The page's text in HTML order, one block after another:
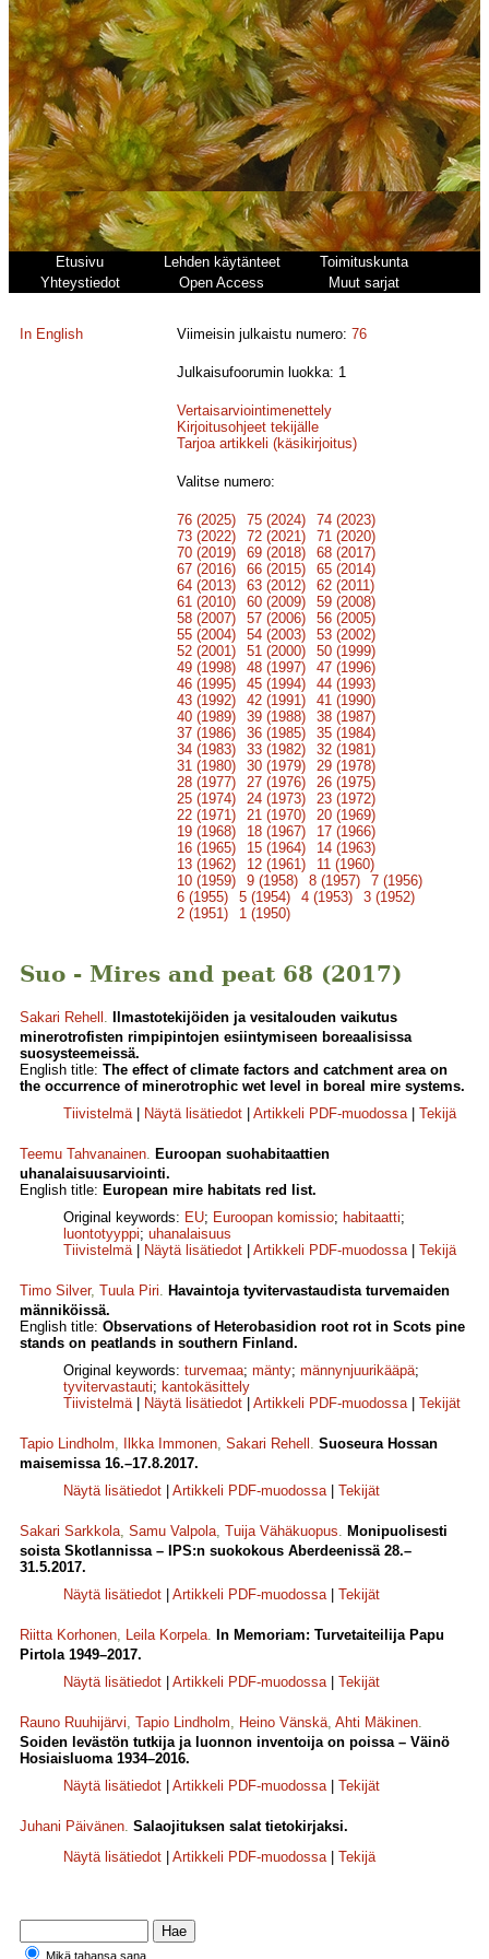
Etusivu Lehden käytänteet
Toimituskunta
Yhteystiedot
Open Access Muut sarjat
In English Viimeisin julkaistu numero:76
Julkaisufoorumin luokka: 1
Vertaisarviointimenettely
Kirjoitusohjeet tekijälle
Tarjoa artikkeli (käsikirjoitus)
Valitse numero:
76 (2025) 75 (2024)
74 (2023)
73 (2022)
72 (2021)
71 (2020)
70 (2019)
69 (2018)
68 (2017)
67 (2016)
66 (2015)
65 (2014)
64 (2013)
63 (2012)
62 (2011)
61 (2010)
60 (2009)
59 (2008)
58 (2007)
57 (2006)
56 (2005)
55 (2004)
54 (2003)
53 (2002)
52 (2001)
51 (2000)
50 (1999)
49 (1998)
48 (1997)
47 (1996)
46 (1995)
45 (1994)
44 (1993)
43 (1992)
42 (1991)
41 (1990)
40 (1989)
39 (1988)
38 (1987)
37 (1986)
36 (1985)
35 (1984)
34 (1983)
33 (1982)
32 (1981)
31 (1980)
30 (1979)
29 (1978)
28 (1977)
27 (1976)
26 (1975)
25 (1974)
24 (1973)
23 (1972)
22 (1971)
21 (1970)
20 (1969)
19 (1968)
18 (1967)
17 (1966)
16 (1965)
15 (1964)
14 (1963)
13 (1962)
12 (1961)
11 (1960)
10 (1959)
9 (1958) 8 (1957)
7 (1956)
6 (1955)
5 (1954) 4 (1953)
3 (1952)
2 (1951)
1 (1950)
Suo - Mires and peat 68 (2017)
Sakari Rehell .
Ilmastotekijöiden ja vesitalouden vaikutus
minerotrofisten rimpipintojen esiintymiseen boreaalisissa
suosysteemeissä.
English title: The effect of climate factors and catchment area on
the occurrence of minerotrophic wet level in boreal mire systems.
Tiivistelmä| Näytä lisätiedot Artikkeli PDF-muodossa| Tekijä
Teemu Tahvanainen. Euroopan suohabitaattien
uhanalaisuusarviointi.
English title: European mire habitats red list.
Original keywords: EU; Euroopan komissio; habitaatti;
luontotyyppi; uhanalaisuus
Tiivistelmä| Näytä lisätiedot Artikkeli PDF-muodossa| Tekijä
Timo Silver, Tuula Piri. Havaintoja tyvitervastaudista turvemaiden
männiköissä.
English title: Observations of Heterobasidion root rot in Scots pine
stands on peatlands in southern Finland.
Original keywords: turvemaa; mänty; männynjuurikääpä;
tyvitervastauti; kantokäsittely
Tiivistelmä| Näytä lisätiedot Artikkeli PDF-muodossa| Tekijät
Tapio Lindholm, Ilkka Immonen, Sakari Rehell . Suoseura Hossan
maisemissa 16.–17.8.2017.
Näytä lisätiedot
Artikkeli PDF-muodossa| Tekijät
Sakari Sarkkola, Samu Valpola, Tuija Vähäkuopus. Monipuolisesti
soista Skotlannissa – IPS:n suokokous Aberdeenissä 28.–
31.5.2017.
Näytä lisätiedot
Artikkeli PDF-muodossa| Tekijät
Riitta Korhonen, Leila Korpela. In Memoriam: Turvetaiteilija Papu
Pirtola 1949–2017.
Näytä lisätiedot
Artikkeli PDF-muodossa| Tekijät
Rauno Ruuhijärvi, Tapio Lindholm, Heino Vänskä, Ahti Mäkinen.
Soiden levästön tutkija ja luonnon inventoija on poissa – Väinö
Hosiaisluoma 1934–2016.
Näytä lisätiedot
Artikkeli PDF-muodossa| Tekijät
Juhani Päivänen. Salaojituksen salat tietokirjaksi.
Näytä lisätiedot
Artikkeli PDF-muodossa| Tekijä
Mikä tahansa sana